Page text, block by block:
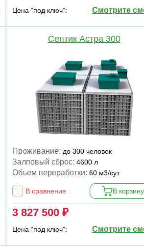
Цена “под ключ”: Смотрите
Септик Астра 300
Проживание: до 300 человек
Залповый сброс: 4600 л
Объем переработки: 60 м3/сут
В сравнение В корзину
3 827 500 ₽
Цена “под ключ”: Смотрите